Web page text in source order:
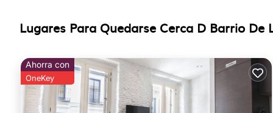
GRAN PISO ZONA CENTRO MADRID. Equipado posee 4
para esta propiedad es 1 night, Pero esto puede cambiar
servicios prestados por el propietario o gerente de este
para sus invitados. La mayoría de las familias o invitados
repetidos. Condominio tiene un vecindario amigable, y el
aprender más sobre el Condominio en Barrio de las
Lugares Para Quedarse Cerca D Barrio De
Ahorra con
OneKey